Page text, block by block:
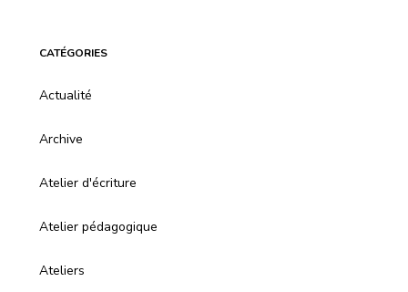
CATÉGORIES
Actualité
Archive
Atelier d'écriture
Atelier pédagogique
Ateliers